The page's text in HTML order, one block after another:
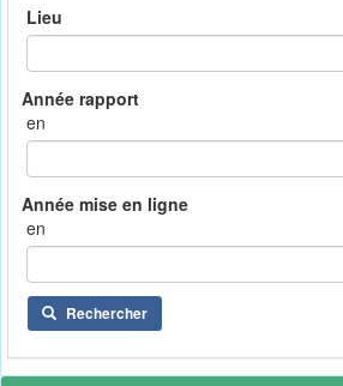
Lieu
en
en
Rechercher